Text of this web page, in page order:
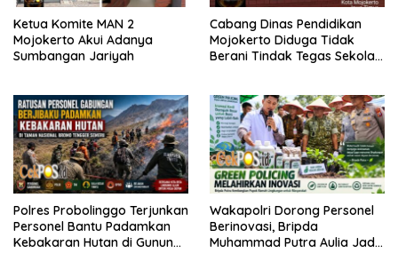
Ketua Komite MAN 2
Mojokerto Akui Adanya
Sumbangan Jariyah
Cabang Dinas Pendidikan
Mojokerto Diduga Tidak
Berani Tindak Tegas Sekolah
Polres Probolinggo Terjunkan
Personel Bantu Padamkan
Kebakaran Hutan di Gunung
Wakapolri Dorong Personel
Berinovasi, Bripda
Muhammad Putra Aulia Jadi